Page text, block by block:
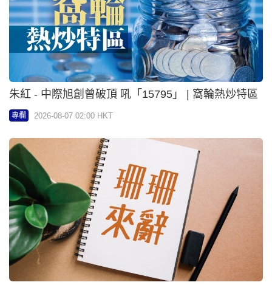
李珊珊 - 誰的十大 | 珊珊來辭
專欄 2026-08-07 02:00 HKT